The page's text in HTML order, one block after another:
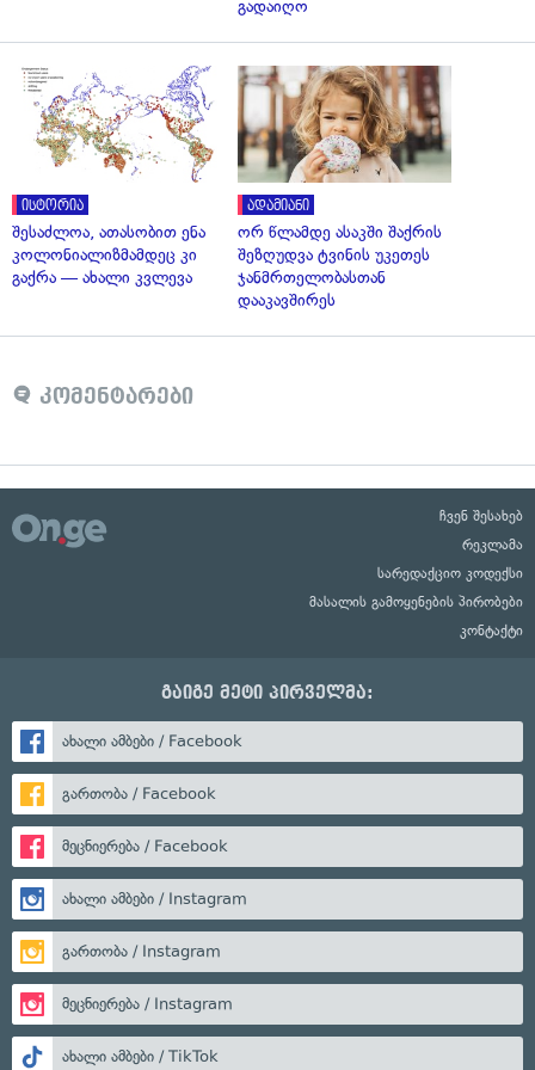
გადაიღო
ისტორია
შესაძლოა, ათასობით ენა
კოლონიალიზმამდეც კი
გაქრა — ახალი კვლევა
ადამიანი
ორ წლამდე ასაკში შაქრის
შეზღუდვა ტვინის უკეთეს
ჯანმრთელობასთან
დააკავშირეს
კომენტარები
ჩვენ შესახებ
რეკლამა
სარედაქციო კოდექსი
მასალის გამოყენების პირობები
კონტაქტი
გაიგე მეტი პირველმა:
ახალი ამბები / Facebook
გართობა / Facebook
მეცნიერება / Facebook
ახალი ამბები / Instagram
გართობა / Instagram
მეცნიერება / Instagram
ახალი ამბები / TikTok